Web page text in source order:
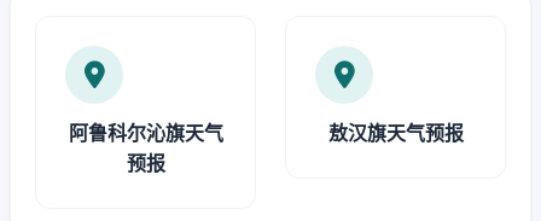
阿鲁科尔沁旗天气
预报
敖汉旗天气预报